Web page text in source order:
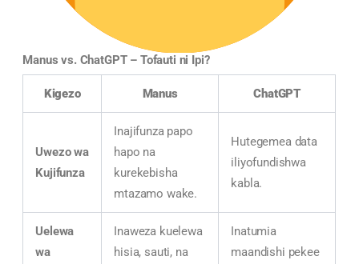
Manus vs. ChatGPT – Tofauti ni Ipi?
Kigezo Manus ChatGPT
Uwezo wa
Kujifunza
Inajifunza papo
hapo na
kurekebisha
mtazamo wake.
Hutegemea data
iliyofundishwa
kabla.
Uelewa
wa
Inaweza kuelewa
hisia, sauti, na
Inatumia
maandishi pekee